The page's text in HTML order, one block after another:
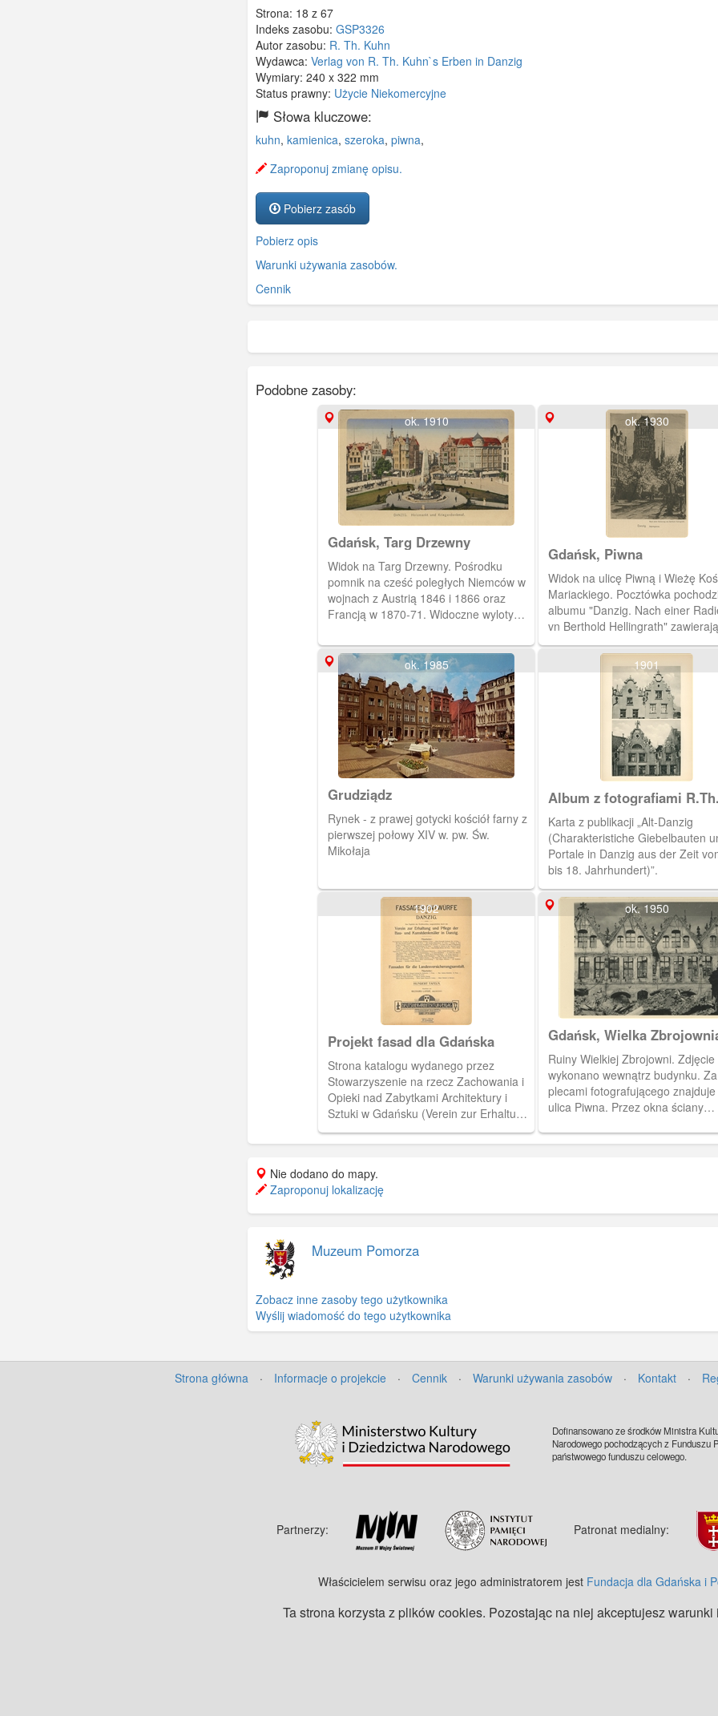
Strona: 18 z 67
Indeks zasobu: GSP3326
Autor zasobu: R. Th. Kuhn
Wydawca: Verlag von R. Th. Kuhn`s Erben in Danzig
Wymiary: 240 x 322 mm
Status prawny: Użycie Niekomercyjne
Słowa kluczowe:
kuhn, kamienica, szeroka, piwna,
Zaproponuj zmianę opisu.
Pobierz zasób
Pobierz opis
Warunki używania zasobów.
Cennik
Podobne zasoby:
ok. 1910
Gdańsk, Targ Drzewny
Widok na Targ Drzewny. Pośrodku
pomnik na cześć poległych Niemców w
wojnach z Austrią 1846 i 1866 oraz
Francją w 1870-71. Widoczne wyloty
Staromiejskiego i Szerokiej.
ok. 1930
Gdańsk, Piwna
Widok na ulicę Piwną i Wieżę
Mariackiego. Pocztówka
albumu "Danzig. Nach einer
vn Berthold Hellingrath"
10 pocztówek, będących
akwafort znanego malarza
z Gdańskiem) Bertholda
ok. 1985
Grudziądz
Rynek - z prawej gotycki kościół farny z
pierwszej połowy XIV w. pw. Św.
Mikołaja
1901
Album z fotografiami R.Th.
Kuhna
Karta z publikacji „Alt-Danzig
(Charakteristiche Giebelbauten
Portale in Danzig aus der Zeit
bis 18. Jahrhundert)”.
1902
Projekt fasad dla Gdańska
Strona katalogu wydanego przez
Stowarzyszenie na rzecz Zachowania i
Opieki nad Zabytkami Architektury i
Sztuki w Gdańsku (Verein zur Erhaltung
und Pflege der Bau- und
Kunstdenkmäler in Danzig). Katalog
zgłoszone na konkurs w 1902 r.
ok. 1950
Gdańsk, Wielka
Ruiny Wielkiej Zbrojowni. Zdjęcie
wykonano wewnątrz budynku. Za
plecami fotografującego znajduje
ulica Piwna. Przez okna ściany
zniszczonego Targu Węglowego.
Nie dodano do mapy.
Zaproponuj lokalizację
Muzeum Pomorza
Zobacz inne zasoby tego użytkownika
Wyślij wiadomość do tego użytkownika
Strona główna · Informacje o projekcie · Cennik · Warunki używania zasobów · Kontakt ·
Dofinansowano ze środków Ministra
Narodowego pochodzących z Funduszu
państwowego funduszu celowego.
Partnerzy: Patronat medialny:
Właścicielem serwisu oraz jego administratorem jest Fundacja dla Gdańska i
Ta strona korzysta z plików cookies. Pozostając na niej akceptujesz warunki